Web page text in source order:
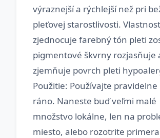
výraznejší a rýchlejší než pri
pleťovej starostlivosti.
zjednocuje farebný tón pleti
pigmentové škvrny rozjasňuje
zjemňuje povrch pleti
Použitie: Používajte pravidelne
ráno. Naneste buď veľmi malé
množstvo lokálne, len na
miesto, alebo rozotrite